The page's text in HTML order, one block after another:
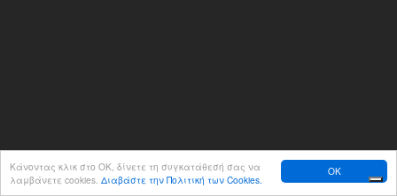
OK
Κάνοντας κλικ στο ΟΚ, δίνετε τη συγκατάθεσή σας να
λαμβάνετε cookies. Διαβάστε την Πολιτική των Cookies.